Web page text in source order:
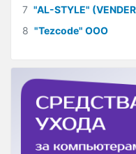
7 "AL-STYLE"
8 "Tezcode" ООО